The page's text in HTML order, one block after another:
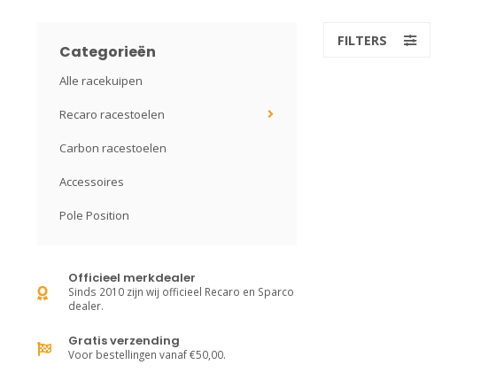
Categorieën
Alle racekuipen
Recaro racestoelen
Carbon racestoelen
Accessoires
Pole Position
Officieel merkdealer
Sinds 2010 zijn wij officieel Recaro en Sparco
dealer.
Gratis verzending
Voor bestellingen vanaf €50,00.
FILTERS